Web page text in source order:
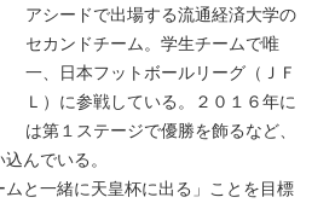
アシードで出場する流通経済大学の
セカンドチーム。学生チームで唯
一、日本フットボールリーグ（ＪＦ
Ｌ）に参戦している。２０１６年に
は第１ステージで優勝を飾るなど、
んでいる。
と一緒に天皇杯に出る」ことを目標